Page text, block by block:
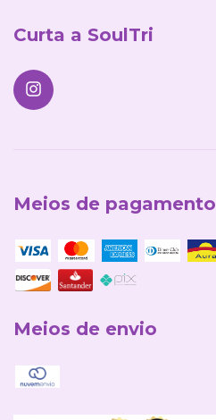
Curta a SoulTri
Meios de pagamento
Meios de envio